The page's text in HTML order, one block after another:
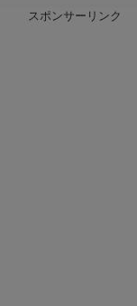
スポンサーリンク